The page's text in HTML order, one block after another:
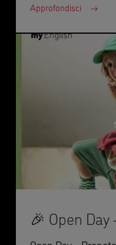
Approfondisci
🎉 Open Day